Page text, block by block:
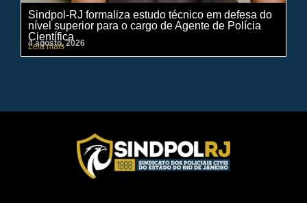
Sindpol-RJ formaliza estudo técnico em defesa do
nível superior para o cargo de Agente de Polícia
Científica
Leia mais
4 agosto, 2026